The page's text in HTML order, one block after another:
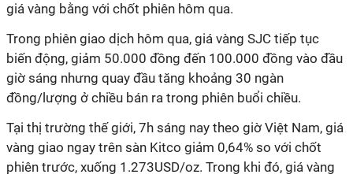
giá vàng bằng với chốt phiên hôm qua.
Trong phiên giao dịch hôm qua, giá vàng SJC tiếp tục
biến động, giảm 50.000 đồng đến 100.000 đồng vào đầu
giờ sáng nhưng quay đầu tăng khoảng 30 ngàn
đồng/lượng ở chiều bán ra trong phiên buổi chiều.
Tại thị trường thế giới, 7h sáng nay theo giờ Việt Nam, giá
vàng giao ngay trên sàn Kitco giảm 0,64% so với chốt
phiên trước, xuống 1.273USD/oz. Trong khi đó, giá vàng